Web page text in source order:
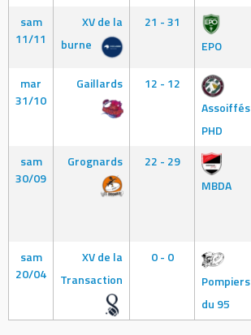
sam
11/11
XV de la
burne
21 - 31
EPO
mar
31/10
Gaillards
12 - 12
Assoiffés
PHD
sam
30/09
Grognards
22 - 29
MBDA
sam
20/04
XV de la
Transaction
0 - 0
Pompiers
du 95